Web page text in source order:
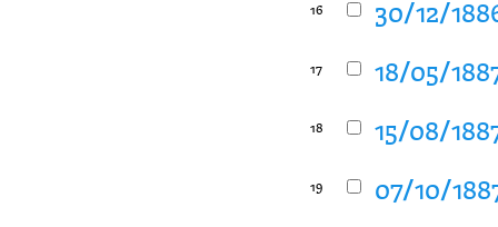
16 30/12/
17 18/05/
18 15/08/
19 07/10/